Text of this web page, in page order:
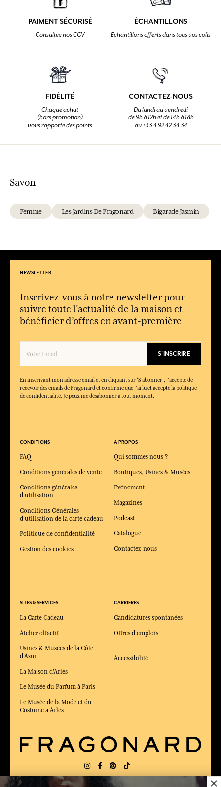
PAIMENT SÉCURISÉ
Consultez nos CGV
ÉCHANTILLONS
Echantillons offerts dans tous vos colis
FIDÉLITÉ
Chaque achat
(hors promotion)
vous rapporte des points
CONTACTEZ-NOUS
Du lundi au vendredi
de 9h à 12h et de 14h à 18h
au +33 4 92 42 34 34
Savon
Femme Les Jardins De Fragonard Bigarade Jasmin
NEWSLETTER
Inscrivez-vous à notre newsletter pour
suivre toute l'actualité de la maison et
bénéficier d’offres en avant-première
S'INSCRIRE
En inscrivant mon adresse email et en cliquant sur ‘S’abonner’, j'accepte de
recevoir des emails de Fragonard et confirme que j'ai lu et accepté la politique
de confidentialité. Je peux me désabonner à tout moment.
CONDITIONS
FAQ
Conditions générales de vente
Conditions générales
d'utilisation
Conditions Générales
d'utilisation de la carte cadeau
Politique de confidentialité
Gestion des cookies
SITES & SERVICES
La Carte Cadeau
Atelier olfactif
Usines & Musées de la Côte
d'Azur
La Maison d'Arles
Le Musée du Parfum à Paris
Le Musée de la Mode et du
Costume à Arles
A PROPOS
Qui sommes nous ?
Boutiques, Usines & Musées
Evénement
Magazines
Podcast
Catalogue
Contactez-nous
CARRIÈRES
Candidatures spontanées
Offres d'emplois
Accessibilité
×